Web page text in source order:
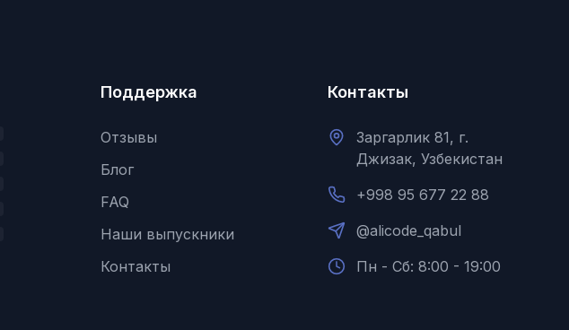
Поддержка
Отзывы
Блог
FAQ
Наши выпускники
Контакты
Контакты
Заргарлик 81, г.
Джизак, Узбекистан
+998 95 677 22 88
@alicode_qabul
Пн - Сб: 8:00 - 19:00